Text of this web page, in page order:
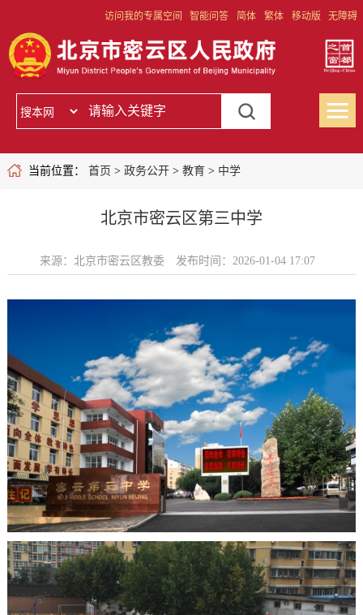
访问我的专属空间 智能问答 简体 繁体 移动版 无障碍
当前位置： 首页 > 政务公开> 教育> 中学
北京市密云区第三中学
来源：北京市密云区教委 发布时间：2026-01-04 17:07